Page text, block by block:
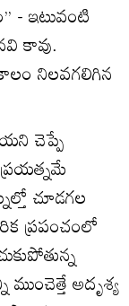
- ఇటువంటి
కావు.
నిలవగలిగిన
చెప్పే
చూడగల
ప్రపంచంలో
అదృశ్య